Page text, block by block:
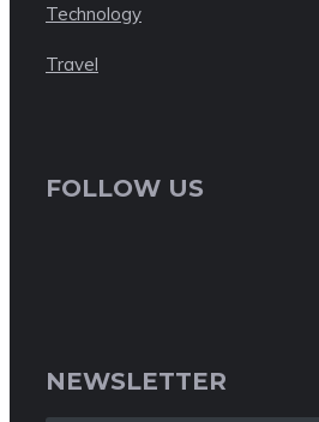
Technology
Travel
FOLLOW US
NEWSLETTER